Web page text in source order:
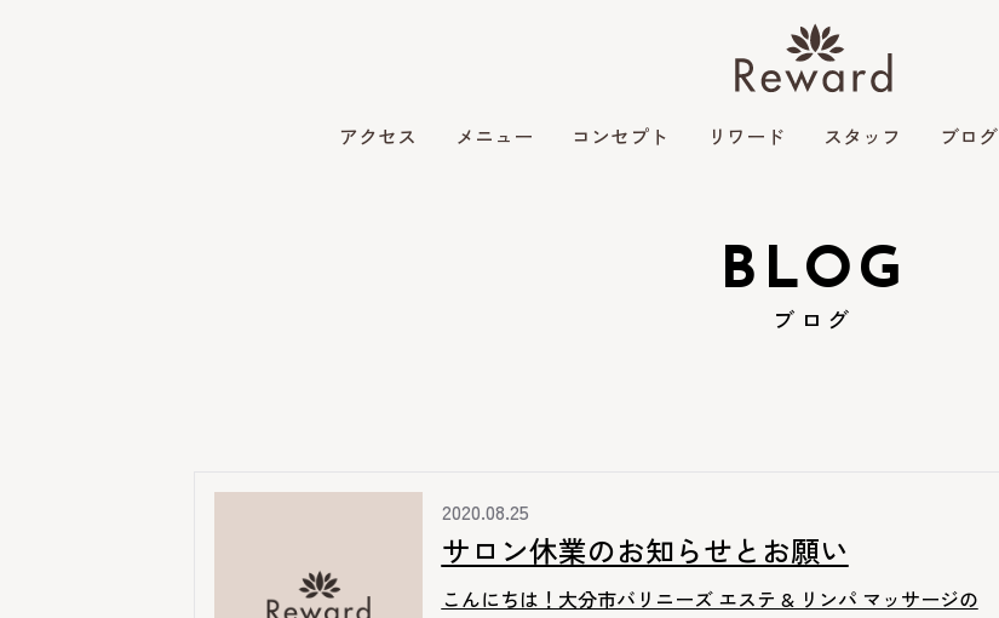
アクセス メニュー コンセプト リワード スタッフ ブログ
BLOG
ブログ
2020.08.25
サロン休業のお知らせとお願い
こんにちは！大分市バリニーズ エステ & リンパ マッサージの